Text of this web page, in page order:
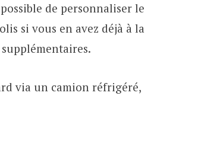
de personnaliser le
si vous en avez déjà à la
via un camion réfrigéré,